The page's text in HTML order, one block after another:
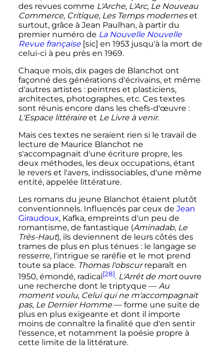
des revues comme L'Arche, L'Arc, Le Nouveau
Commerce, Critique, Les Temps moderneset
surtout, grâce à Jean Paulhan, à partir du
premier numéro de La Nouvelle Nouvelle
Revue française[sic] en 1953 jusqu'à la mort de
celui-ci à peu près en 1969.
Chaque mois, dix pages de Blanchot ont
façonné des générations d'écrivains, et même
d'autres artistes : peintres et plasticiens,
architectes, photographes, etc. Ces textes
sont réunis encore dans les chefs-d'œuvre :
L'Espace littéraireet Le Livre à venir.
Mais ces textes ne seraient rien si le travail de
lecture de Maurice Blanchot ne
s'accompagnait d'une écriture propre, les
deux méthodes, les deux occupations, étant
le revers et l'avers, indissociables, d'une même
entité, appelée littérature.
Les romans du jeune Blanchot étaient plutôt
conventionnels. Influencés par ceux de Jean
Giraudoux, Kafka, empreints d'un peu de
romantisme, de fantastique (Aminadab, Le
Très-Haut), ils deviennent de leurs côtés des
trames de plus en plus ténues : le langage se
resserre, l'intrigue se raréfie et le mot prend
toute sa place. Thomas l'obscurreparaît en
1950, émondé, radical[28]. L'Arrêt de mortouvre
une recherche dont le triptyque — Au
moment voulu, Celui qui ne m'accompagnait
pas, Le Dernier Homme— forme une suite de
plus en plus exigeante et dont il importe
moins de connaître la finalité que d'en sentir
l'essence, et notamment la poésie propre à
cette limite de la littérature.